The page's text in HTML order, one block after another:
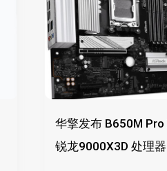
华擎发布 B650M
锐龙9000X3D 处理